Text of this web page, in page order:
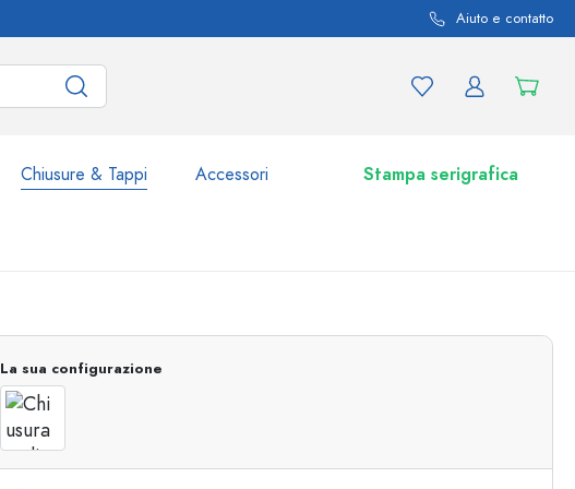
Aiuto e contatto
Chiusure & Tappi Accessori Stampa serigrafica
Vasetti e Barattoli
La sua configurazione